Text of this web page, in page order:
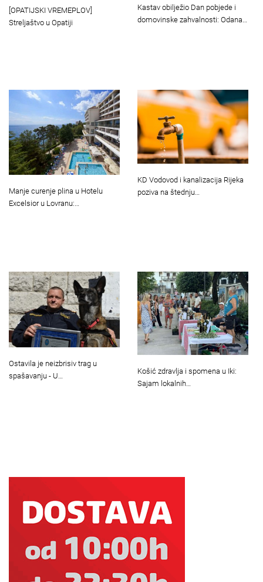
[OPATIJSKI VREMEPLOV]
Streljaštvo u Opatiji
Kastav obilježio Dan pobjede i
domovinske zahvalnosti: Odana…
Manje curenje plina u Hotelu
Excelsior u Lovranu:…
KD Vodovod i kanalizacija Rijeka
poziva na štednju…
Ostavila je neizbrisiv trag u
spašavanju - U…
Košić zdravlja i spomena u Iki:
Sajam lokalnih…